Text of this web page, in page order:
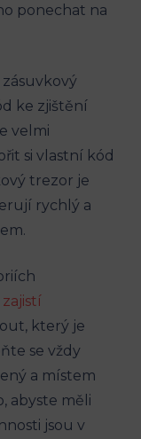
ponechat na
ke zjištění
velmi
si vlastní kód
trezor je
rychlý a
který je
se vždy
a místem
abyste měli
jsou v